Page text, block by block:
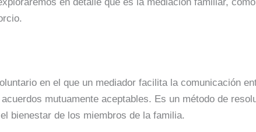
en el que un mediador facilita la comunicación
mutuamente aceptables. Es un método de
bienestar de los miembros de la familia.